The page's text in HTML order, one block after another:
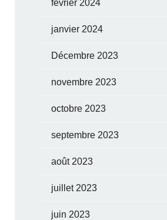
février 2024
janvier 2024
Décembre 2023
novembre 2023
octobre 2023
septembre 2023
août 2023
juillet 2023
juin 2023